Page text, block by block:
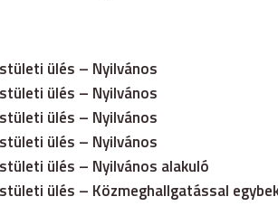
ülés – Nyilvános
ülés – Nyilvános
ülés – Nyilvános
ülés – Nyilvános
ülés – Nyilvános alakuló
ülés – Közmeghallgatással